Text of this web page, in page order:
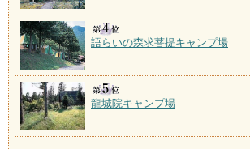
語らいの森求菩提キャンプ場
龍城院キャンプ場